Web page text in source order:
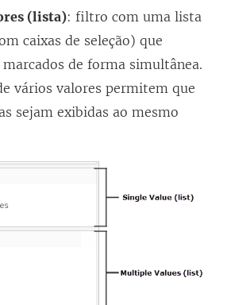
(lista): filtro com uma lista
caixas de seleção) que
de forma simultânea.
vários valores permitem que
sejam exibidas ao mesmo